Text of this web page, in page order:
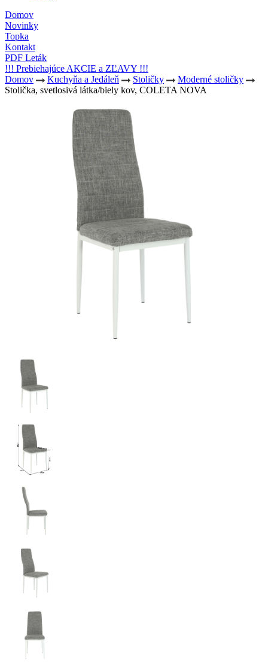
Domov
Novinky
Topka
Kontakt
PDF Leták
!!! Prebiehajúce AKCIE a ZĽAVY !!!
Domov
Kuchyňa a Jedáleň Stoličky
Moderné stoličky
Stolička, svetlosivá látka/biely kov, COLETA NOVA